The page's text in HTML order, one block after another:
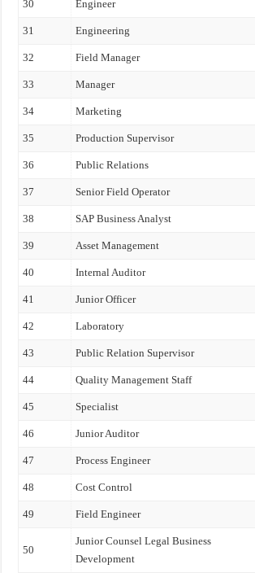
30 Engineer
31 Engineering
32 Field Manager
33 Manager
34 Marketing
35 Production Supervisor
36 Public Relations
37 Senior Field Operator
38 SAP Business Analyst
39 Asset Management
40 Internal Auditor
41 Junior Officer
42 Laboratory
43 Public Relation Supervisor
44 Quality Management Staff
45 Specialist
46 Junior Auditor
47 Process Engineer
48 Cost Control
49 Field Engineer
50
Junior Counsel Legal Business
Development